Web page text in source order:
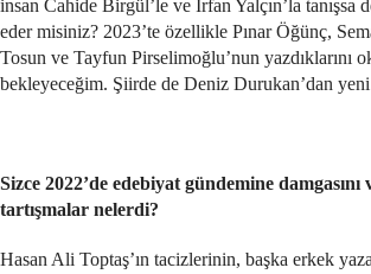
insan Cahide Birgül’le ve İrfan Yalçın’la tanışsa
eder misiniz? 2023’te özellikle Pınar Öğünç,
Tosun ve Tayfun Pirselimoğlu’nun yazdıklarını
bekleyeceğim. Şiirde de Deniz Durukan’dan
Sizce 2022’de edebiyat gündemine
tartışmalar nelerdi?
Hasan Ali Toptaş’ın tacizlerinin, başka erkek